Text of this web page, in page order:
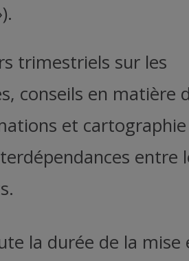
trimestriels sur les
conseils en matière
et cartographie
entre
la durée de la mise